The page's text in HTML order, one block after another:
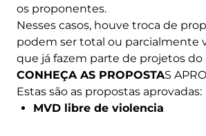
os proponentes.
Nesses casos, houve troca de
podem ser total ou parcialmente
que já fazem parte de projetos do
CONHEÇA AS PROPOSTAS
Estas são as propostas aprovadas:
MVD libre de violencia